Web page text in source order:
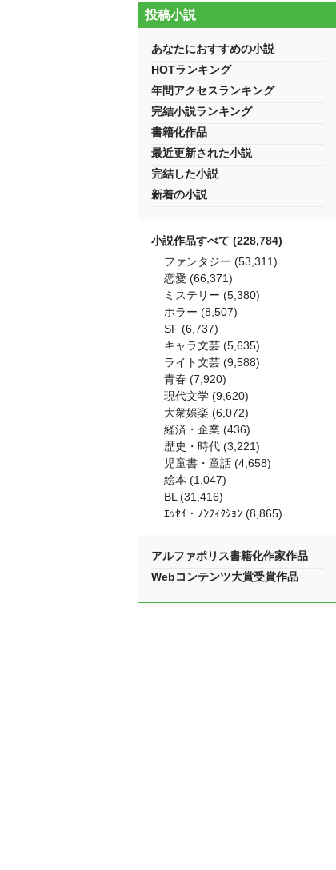
投稿小説
あなたにおすすめの小説
HOTランキング
年間アクセスランキング
完結小説ランキング
書籍化作品
最近更新された小説
完結した小説
新着の小説
小説作品すべて (228,784)
ファンタジー (53,311)
恋愛 (66,371)
ミステリー (5,380)
ホラー (8,507)
SF (6,737)
キャラ文芸 (5,635)
ライト文芸 (9,588)
青春 (7,920)
現代文学 (9,620)
大衆娯楽 (6,072)
経済・企業 (436)
歴史・時代 (3,221)
児童書・童話 (4,658)
絵本 (1,047)
BL (31,416)
ｴｯｾｲ・ﾉﾝﾌｨｸｼｮﾝ (8,865)
アルファポリス書籍化作家作品
Webコンテンツ大賞受賞作品